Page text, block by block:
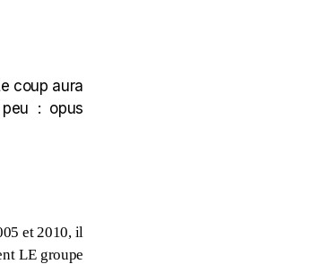
coup aura
: opus
et 2010, il
LE groupe